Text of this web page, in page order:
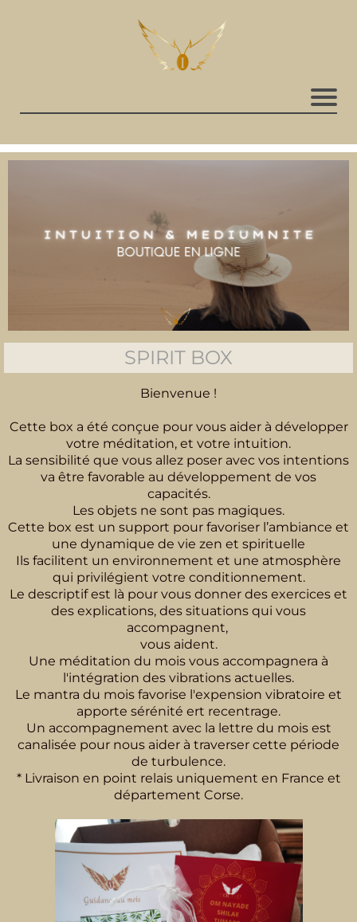
SPIRIT BOX
Bienvenue !
Cette box a été conçue pour vous aider à développer
votre méditation, et votre intuition.
La sensibilité que vous allez poser avec vos intentions
va être favorable au développement de vos
capacités.
Les objets ne sont pas magiques.
Cette box est un support pour favoriser l’ambiance et
une dynamique de vie zen et spirituelle
Ils facilitent un environnement et une atmosphère
qui privilégient votre conditionnement.
Le descriptif est là pour vous donner des exercices et
des explications, des situations qui vous
accompagnent,
vous aident.
Une méditation du mois vous accompagnera à
l'intégration des vibrations actuelles.
Le mantra du mois favorise l'expension vibratoire et
apporte sérénité ert recentrage.
Un accompagnement avec la lettre du mois est
canalisée pour nous aider à traverser cette période
de turbulence.
* Livraison en point relais uniquement en France et
département Corse.